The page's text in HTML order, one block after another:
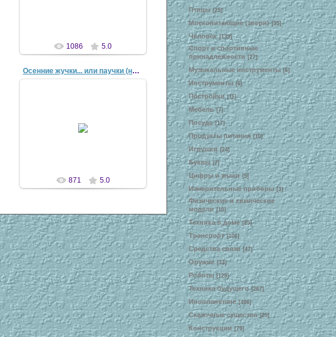
1086 5.0
Осенние жучки... или паучки (ног-то 8)
871 5.0
Птицы [25]
Млекопитающие (звери) [95]
Человек [139]
Спорт и спортивные
принадлежности [27]
Музыкальные инструменты [6]
Инструменты [6]
Постройки [11]
Мебель [7]
Посуда [17]
Продукты питания [10]
Игрушки [24]
Буквы [7]
Цифры и знаки [5]
Измерительные приборы [3]
Физические и химические
модели [10]
Техника в доме [25]
Транспорт [106]
Средства связи [47]
Оружие [33]
Роботы [128]
Техника будущего [267]
Инопланетяне [406]
Сказочные существа [29]
Конструкции [79]